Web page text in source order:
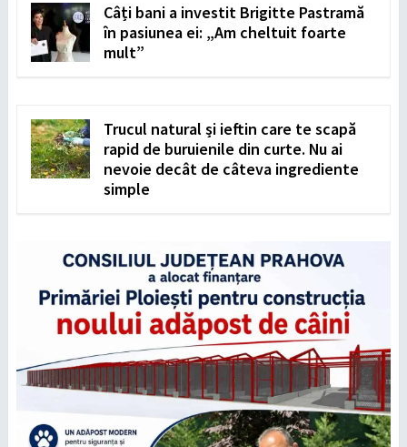
Câți bani a investit Brigitte Pastramă
în pasiunea ei: „Am cheltuit foarte
mult”
Trucul natural și ieftin care te scapă
rapid de buruienile din curte. Nu ai
nevoie decât de câteva ingrediente
simple